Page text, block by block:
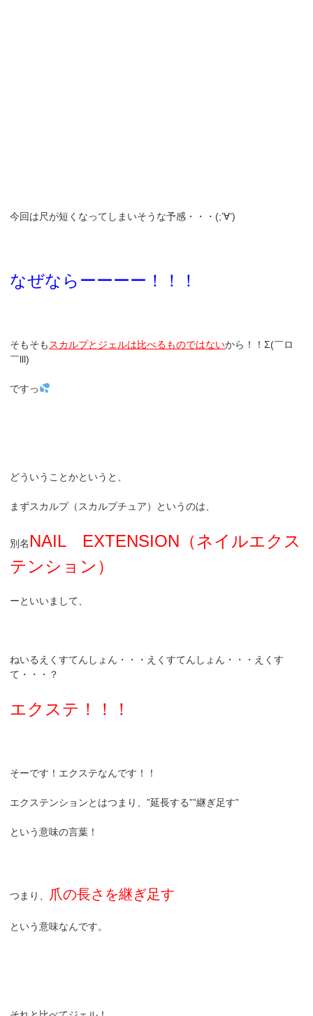
今回は尺が短くなってしまいそうな予感・・・(;’∀’)
なぜならーーーー！！！
そもそも スカルプとジェルは比べるものではないから！！Σ(￣ロ
￣lll)
ですっ
どういうことかというと、
まずスカルプ（スカルプチュア）というのは、
別名 NAIL EXTENSION（ネイルエクス
テンション）
ーといいまして、
ねいるえくすてんしょん・・・えくすてんしょん・・・えくす
て・・・？
エクステ！！！
そーです！エクステなんです！！
エクステンションとはつまり、”延長する””継ぎ足す”
という意味の言葉！
つまり、 爪の長さを継ぎ足す
という意味なんです。